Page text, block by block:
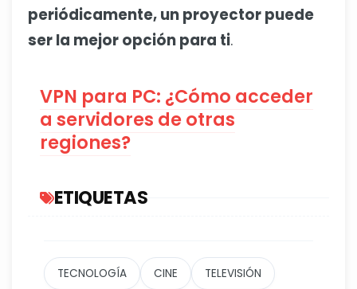
periódicamente, un proyector puede
ser la mejor opción para ti.
VPN para PC: ¿Cómo acceder
a servidores de otras
regiones?
ETIQUETAS
TECNOLOGÍA CINE TELEVISIÓN